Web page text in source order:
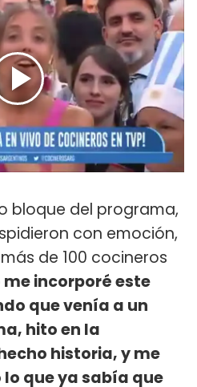
bloque del programa,
con emoción,
de 100 cocineros
me incorporé este
que venía a un
hito en la
historia, y me
que ya sabía que